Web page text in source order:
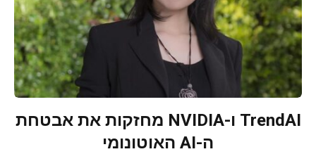
TrendAI ו-NVIDIA מחזקות את אבטחת
ה-AI האוטונומי